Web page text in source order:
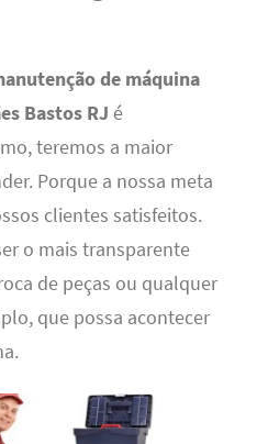
de máquina
Bastos RJ é
teremos a maior
Porque a nossa meta
clientes satisfeitos.
o mais transparente
de peças ou qualquer
que possa acontecer